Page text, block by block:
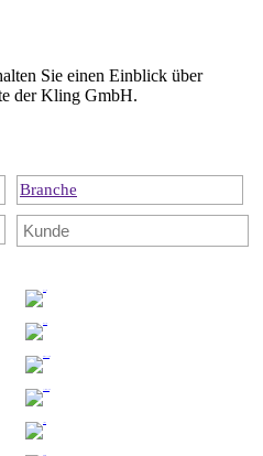
Sie einen Einblick über
der Kling GmbH.
Branche